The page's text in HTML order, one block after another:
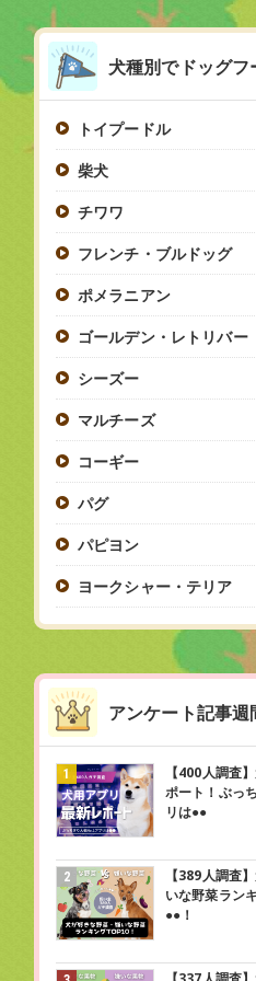
犬種別でドッグフ
トイプードル
柴犬
チワワ
フレンチ・ブルドッグ
ポメラニアン
ゴールデン・レトリバー
シーズー
マルチーズ
コーギー
パグ
パピヨン
ヨークシャー・テリア
アンケート記事
【400人調査
ポート！ぶっ
リは●●
【389人調査
いな野菜ラン
●●！